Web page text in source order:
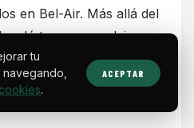
en Bel-Air. Más allá del
temas complejos
y las diferencias
risas con
tu
.
ACEPTAR